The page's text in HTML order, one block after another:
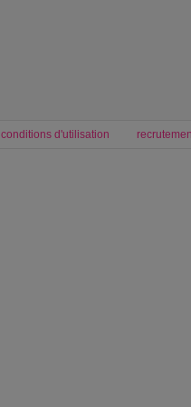
conditions d'utilisation